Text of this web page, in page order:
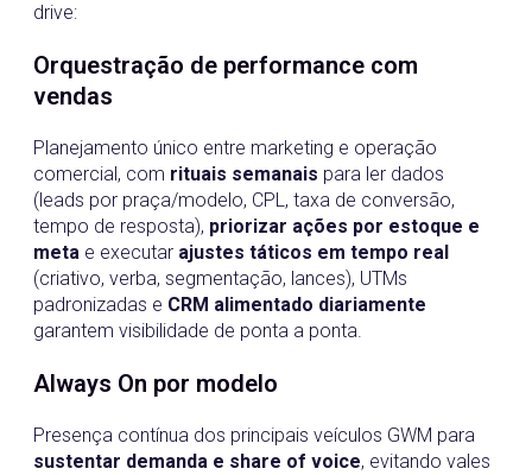
drive:
Orquestração de performance com
vendas
Planejamento único entre marketing e operação
comercial, com rituais semanais para ler dados
(leads por praça/modelo, CPL, taxa de conversão,
tempo de resposta), priorizar ações por estoque e
meta e executar ajustes táticos em tempo real
(criativo, verba, segmentação, lances), UTMs
padronizadas e CRM alimentado diariamente
garantem visibilidade de ponta a ponta.
Always On por modelo
Presença contínua dos principais veículos GWM para
sustentar demanda e share of voice, evitando vales